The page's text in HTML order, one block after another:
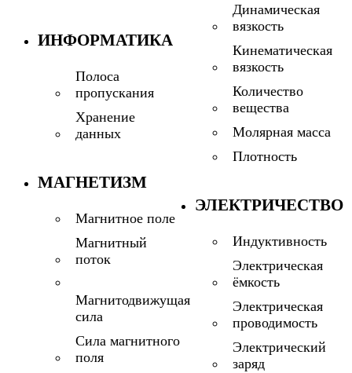
ИНФОРМАТИКА
Полоса
пропускания
Хранение
данных
МАГНЕТИЗМ
Магнитное поле
Магнитный
поток
Магнитодвижущая
сила
Сила магнитного
поля
Динамическая
вязкость
Кинематическая
вязкость
Количество
вещества
Молярная масса
Плотность
ЭЛЕКТРИЧЕСТВО
Индуктивность
Электрическая
ёмкость
Электрическая
проводимость
Электрический
заряд